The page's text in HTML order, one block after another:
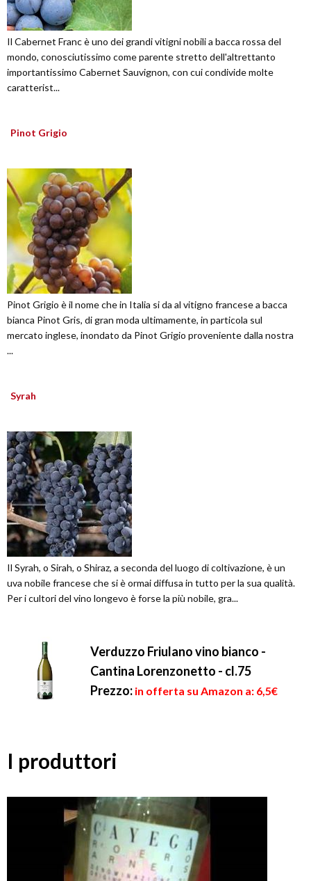
Il Cabernet Franc è uno dei grandi vitigni nobili a bacca rossa del
mondo, conosciutissimo come parente stretto dell'altrettanto
importantissimo Cabernet Sauvignon, con cui condivide molte
caratterist...
Pinot Grigio
Pinot Grigio è il nome che in Italia si da al vitigno francese a bacca
bianca Pinot Gris, di gran moda ultimamente, in particola sul
mercato inglese, inondato da Pinot Grigio proveniente dalla nostra
...
Syrah
Il Syrah, o Sirah, o Shiraz, a seconda del luogo di coltivazione, è un
uva nobile francese che si è ormai diffusa in tutto per la sua qualità.
Per i cultori del vino longevo è forse la più nobile, gra...
Verduzzo Friulano vino bianco -
Cantina Lorenzonetto - cl.75
Prezzo: in offerta su Amazon a: 6,5€
I produttori